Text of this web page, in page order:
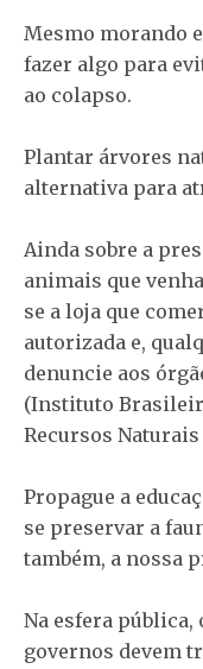
Mesmo morando
fazer algo para
ao colapso.
Plantar árvores
alternativa para
Ainda sobre a
animais que
se a loja que
autorizada e,
denuncie aos
(Instituto
Recursos
Propague a
se preservar a
também, a nossa
Na esfera
governos devem